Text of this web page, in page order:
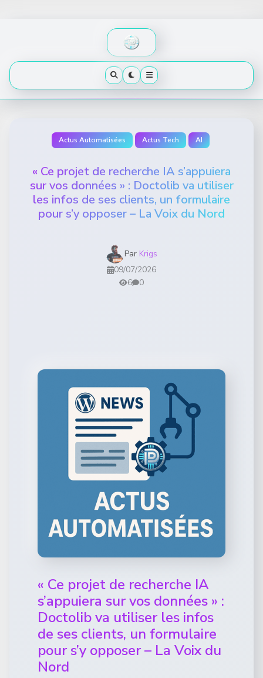
Actus Automatisées Actus Tech AI
« Ce projet de recherche IA s’appuiera
sur vos données » : Doctolib va utiliser
les infos de ses clients, un formulaire
pour s’y opposer – La Voix du Nord
Par Krigs
09/07/2026
6
0
« Ce projet de recherche IA
s’appuiera sur vos données » :
Doctolib va utiliser les infos
de ses clients, un formulaire
pour s’y opposer – La Voix du
Nord